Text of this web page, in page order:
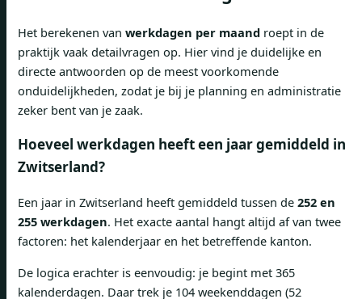
Het berekenen van werkdagen per maand roept in de
praktijk vaak detailvragen op. Hier vind je duidelijke en
directe antwoorden op de meest voorkomende
onduidelijkheden, zodat je bij je planning en administratie
zeker bent van je zaak.
Hoeveel werkdagen heeft een jaar gemiddeld in
Zwitserland?
Een jaar in Zwitserland heeft gemiddeld tussen de 252 en
255 werkdagen. Het exacte aantal hangt altijd af van twee
factoren: het kalenderjaar en het betreffende kanton.
De logica erachter is eenvoudig: je begint met 365
kalenderdagen. Daar trek je 104 weekenddagen (52